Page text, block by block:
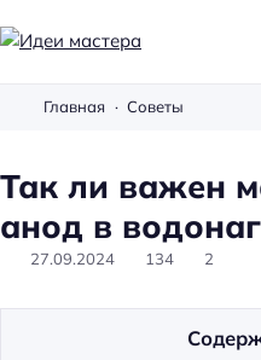
м
с
Главная Советы
Так ли важен
анод в
27.09.2024 134 2